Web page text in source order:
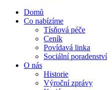
Domů
Co nabízíme
Tísňová péče
Ceník
Povídavá linka
Sociální poradenství
O nás
Historie
Výroční zprávy